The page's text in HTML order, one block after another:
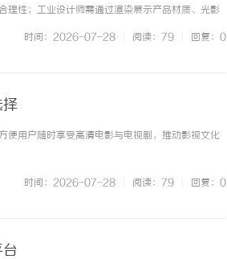
理性；工业设计师需通过渲染展示产品材质、光影
复杂三维模型的加载与渲染需专业图形显卡（如
时间：2026-07-28 阅读：79 回复：0
择
便用户随时享受高清电影与电视剧，推动影视文化
时间：2026-07-28 阅读：79 回复：0